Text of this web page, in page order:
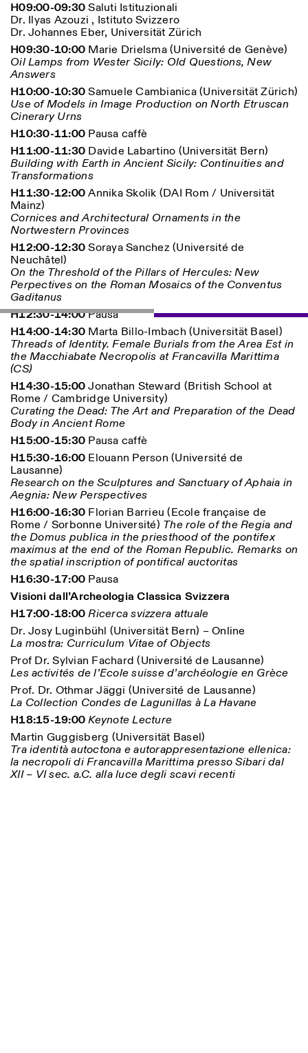
ISTITUTO SVIZZERO
MILANO
Via Vecchio Politecnico 3
+39 02 76 01 61 18
ORARI MOSTRE:
I’ll miss you when I scroll
away:
Lunedì/Venerdì: 11:00-
17:00
Sabato: 14:00-18:00
Domenica chiuso
Designed by Dallas
H09:00-09:30Saluti Istituzionali
Dr. Ilyas Azouzi , Istituto Svizzero
Dr. Johannes Eber, Universität Zürich
H09:30-10:00 Marie Drielsma (Université de Genève)
Oil Lamps from Wester Sicily: Old Questions, New
Answers
H10:00-10:30Samuele Cambianica (Universität Zürich)
Use of Models in Image Production on North Etruscan
Cinerary Urns
H10:30-11:00 Pausa caffè
H11:00-11:30 Davide Labartino (Universität Bern)
Building with Earth in Ancient Sicily: Continuities and
Transformations
H11:30-12:00Annika Skolik (DAI Rom / Universität
Mainz)
Cornices and Architectural Ornaments in the
Nortwestern Provinces
H12:00-12:30Soraya Sanchez (Université de
Neuchâtel)
On the Threshold of the Pillars of Hercules: New
Perpectives on the Roman Mosaics of the Conventus
Gaditanus
H12:30-14:00Pausa
H14:00-14:30 Marta Billo-Imbach (Universität Basel)
Threads of Identity. Female Burials from the Area Est in
the Macchiabate Necropolis at Francavilla Marittima
(CS)
H14:30-15:00Jonathan Steward (British School at
Rome / Cambridge University)
Curating the Dead: The Art and Preparation of the Dead
Body in Ancient Rome
H15:00-15:30 Pausa caffè
H15:30-16:00 Elouann Person (Université de
Lausanne)
Research on the Sculptures and Sanctuary of Aphaia in
Aegnia: New Perspectives
H16:00-16:30 Florian Barrieu (Ecole française de
Rome / Sorbonne Université) The role of the Regia and
the Domus publica in the priesthood of the pontifex
maximus at the end of the Roman Republic. Remarks on
the spatial inscription of pontifical auctoritas
H16:30-17:00 Pausa
Visioni dall’Archeologia Classica Svizzera
H17:00-18:00 Ricerca svizzera attuale
Dr. Josy Luginbühl (Universität Bern) – Online
La mostra: Curriculum Vitae of Objects
Prof Dr. Sylvian Fachard (Université de Lausanne)
Les activités de l’Ecole suisse d’archéologie en Grèce
Prof. Dr. Othmar Jäggi (Université de Lausanne)
La Collection Condes de Lagunillas à La Havane
H18:15-19:00 Keynote Lecture
Martin Guggisberg (Universität Basel)
Tra identità autoctona e autorappresentazione ellenica:
la necropoli di Francavilla Marittima presso Sibari dal
XII – VI sec. a.C. alla luce degli scavi recenti